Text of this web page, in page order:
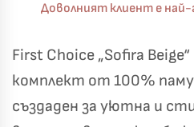
Доволният клиент е най-
First Choice „Sofira
комплект от 100%
създаден за уютна и